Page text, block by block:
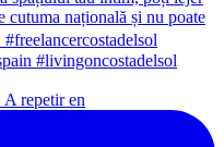
repetir en